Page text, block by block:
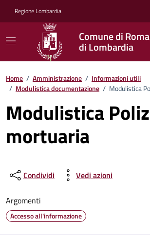
Regione Lombardia
Comune di
di Lombardia
Home / Amministrazione / Informazioni utili
/ Modulistica documentazione / Modulistica
Modulistica
mortuaria
Condividi Vedi azioni
Argomenti
Accesso all'informazione